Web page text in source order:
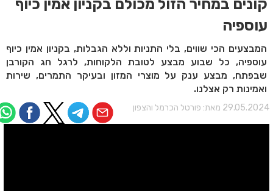
קונים במחיר הזול מכולם בקניון אמין כיוף
עוספיה
המבצעים הכי שווים, בלי התניות וללא הגבלות, בקניון אמין כיוף
עוספיה, כל שבוע מבצע לטובת הלקוחות, לרגל חג הקורבן
שבפתח, מבצע ענק על מוצרי המזון ובעיקר התמרים, שירות
ואמינות רק אצלנו.
מאת: פורטל הכרמל והצפון